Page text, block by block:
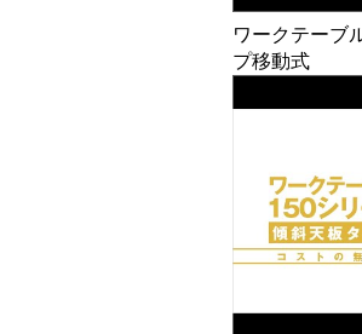
ワークテーブ
プ移動式